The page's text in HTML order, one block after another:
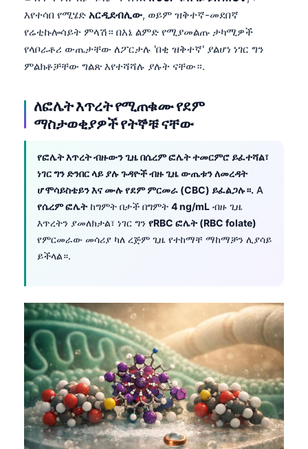
እየተሳበ የሚሄድ አርዲደብሊው, ወይም ዝቅተኛ-መደበኛ
የሬቲኩሎሳይት ምላሽ። በእኔ ልምድ የሚያመልጡ ታካሚዎች
የላቦራቶሪ ውጤታቸው ለፖርታሉ 'በቂ ዝቅተኛ' ያልሆነ ነገር ግን
ምልክቶቻቸው ግልጽ እየተሻሻሉ ያሉት ናቸው።.
ለፎሌት እጥረት የሚጠቁሙ የደም
ማስታወቂያዎች የትኞቹ ናቸው
የፎሌት እጥረት ብዙውን ጊዜ በሴረም ፎሌት ተመርምሮ ይፈተሻል፣
ነገር ግን ድንበር ላይ ያሉ ጉዳዮች ብዙ ጊዜ ውጤቱን ለመረዳት
ሆሞሳይስቴይን እና ሙሉ የደም ምርመራ (CBC) ይፈልጋሉ።. A
የሴረም ፎሌትከግምት በታች በግምት 4 ng/mL ብዙ ጊዜ
እጥረትን ያመለክታል፣ ነገር ግን የRBC ፎሌት (RBC folate)
የምርመራው መሳሪያ ካለ ረጅም ጊዜ የተከማቸ ማከማቻን ሊያሳይ
ይችላል።.